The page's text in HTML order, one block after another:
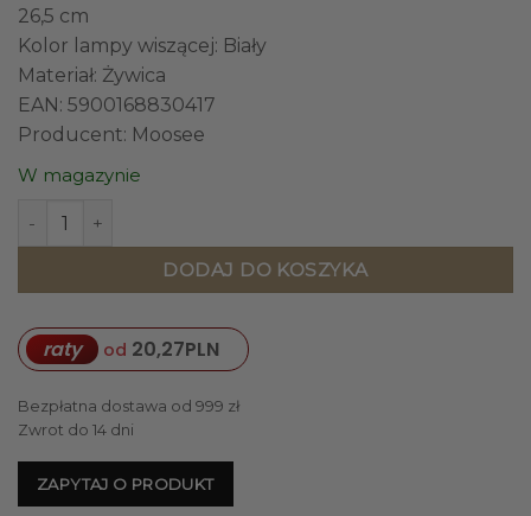
26,5 cm
Kolor lampy wiszącej: Biały
Materiał: Żywica
EAN: 5900168830417
Producent: Moosee
W magazynie
ilość LAMPA WISZĄCA kształt inspirowany kulistym
DODAJ DO KOSZYKA
raty od 20,27PLN
Bezpłatna dostawa od 999 zł
Zwrot do 14 dni
ZAPYTAJ O PRODUKT